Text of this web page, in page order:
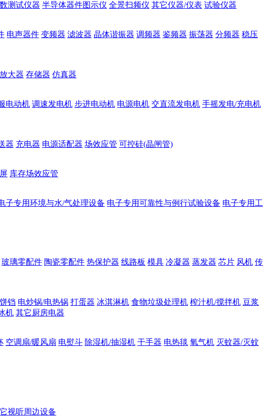
测试仪器 半导体器件图示仪 全景扫频仪 其它仪器/仪表 试验仪器
电声器件 变频器 滤波器 晶体谐振器 调频器 鉴频器 振荡器 分频器 稳压
放大器 存储器 仿真器
电动机 调速发电机 步进电动机 电源电机 交直流发电机 手摇发电/充电机
器 充电器 电源适配器 场效应管 可控硅(晶闸管)
库存场效应管
子专用环境与水/气处理设备 电子专用可靠性与例行试验设备 电子专用工
玻璃零配件 陶瓷零配件 热保护器 线路板 模具 冷凝器 蒸发器 芯片 风机 传
铛 电炒锅/电热锅 打蛋器 冰淇淋机 食物垃圾处理机 榨汁机/搅拌机 豆浆
机 其它厨房电器
空调扇/暖风扇 电熨斗 除湿机/抽湿机 干手器 电热毯 氧气机 灭蚊器/灭蚊
视听周边设备